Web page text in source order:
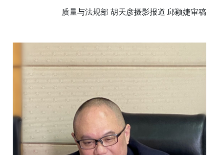
质量与法规部 胡天彦摄影报道 邱颖婕审稿